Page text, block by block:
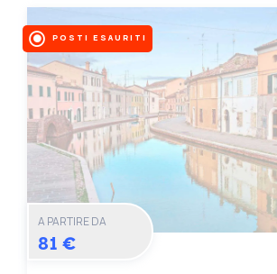
POSTI ESAURITI
A PARTIRE DA
81 €